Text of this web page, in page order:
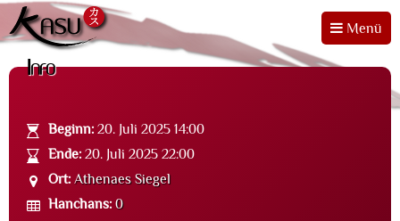
Menü
Info
Beginn: 20. Juli 2025 14:00
Ende: 20. Juli 2025 22:00
Ort: Athenaes Siegel
Hanchans: 0